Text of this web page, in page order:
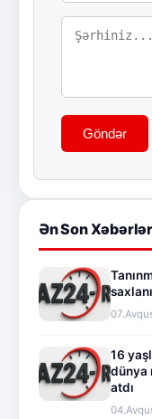
Göndər
Ən Son Xəbərlər
16
dünya
atdı